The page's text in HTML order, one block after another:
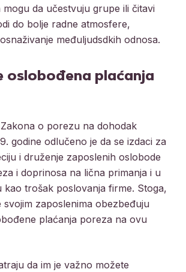
mogu da učestvuju grupe ili čitavi
do bolje radne atmosfere,
međuljudsdkih odnosa.
oslobođena plaćanja
o porezu na dohodak
godine odlučeno je da se izdaci za
i druženje zaposlenih oslobode
i doprinosa na lična primanja i u
kao trošak poslovanja firme. Stoga,
svojim zaposlenima obezbeđuju
plaćanja poreza na ovu
da im je važno možete